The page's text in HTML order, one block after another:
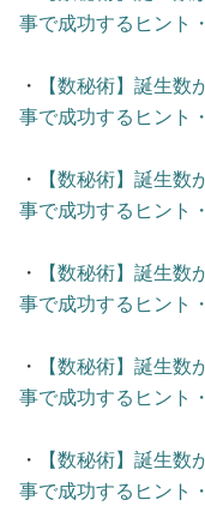
事で成功するヒント
・
【数秘術】誕生
事で成功するヒント
・
【数秘術】誕生
事で成功するヒント
・
【数秘術】誕生
事で成功するヒント
・
【数秘術】誕生
事で成功するヒント
・
【数秘術】誕生
事で成功するヒント